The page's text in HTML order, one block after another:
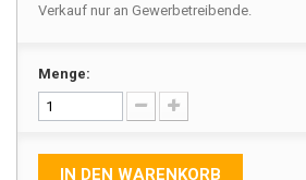
Verkauf nur an Gewerbetreibende.
Menge:
IN DEN WARENKORB